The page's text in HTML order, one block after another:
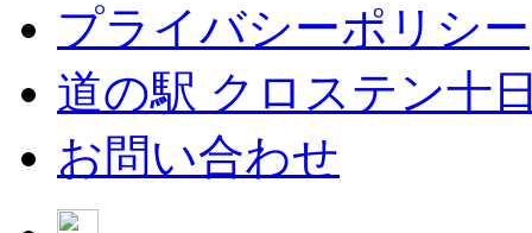
プライバシーポリシー
道の駅 クロステン十
お問い合わせ